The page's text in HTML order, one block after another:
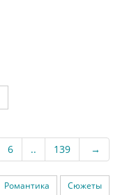
6 .. 139 →
Романтика Сюжеты